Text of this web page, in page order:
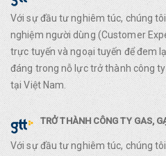
Với sự đầu tư nghiêm túc, chúng
nghiệm người dùng (Customer
trực tuyến và ngoại tuyến để đem
đáng trong nỗ lực trở thành công
tại Việt Nam.
TRỞ THÀNH CÔNG TY GAS,
Với sự đầu tư nghiêm túc, chúng